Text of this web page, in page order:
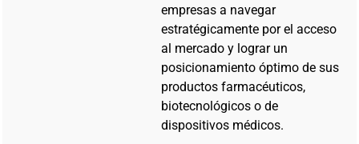
empresas a navegar
estratégicamente por el acceso
al mercado y lograr un
posicionamiento óptimo de sus
productos farmacéuticos,
biotecnológicos o de
dispositivos médicos.